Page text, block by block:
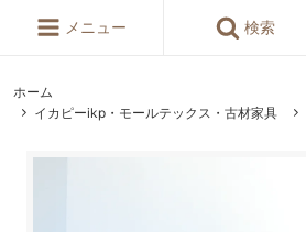
メニュー 検索
ホーム
イカピーikp・モールテックス・古材家具